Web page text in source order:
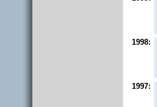
1998:
1997: